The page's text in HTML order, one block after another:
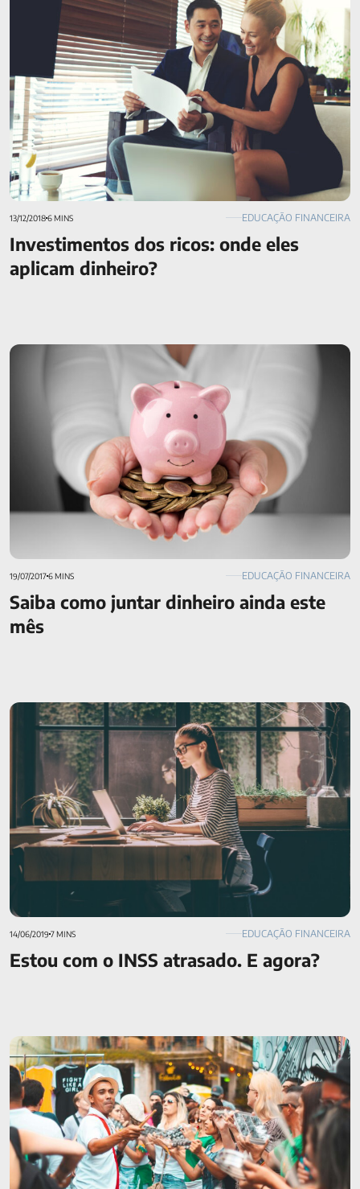
13/12/20186 MINS EDUCAÇÃO FINANCEIRA
Investimentos dos ricos: onde eles
aplicam dinheiro?
Saiba como juntar dinheiro ainda este mês
19/07/20176 MINS EDUCAÇÃO FINANCEIRA
Saiba como juntar dinheiro ainda este
mês
Estou com o INSS atrasado. E agora?
14/06/2019 7 MINS EDUCAÇÃO FINANCEIRA
Estou com o INSS atrasado. E agora?
Como passar o Carnaval com segurança? 20 dicas para você